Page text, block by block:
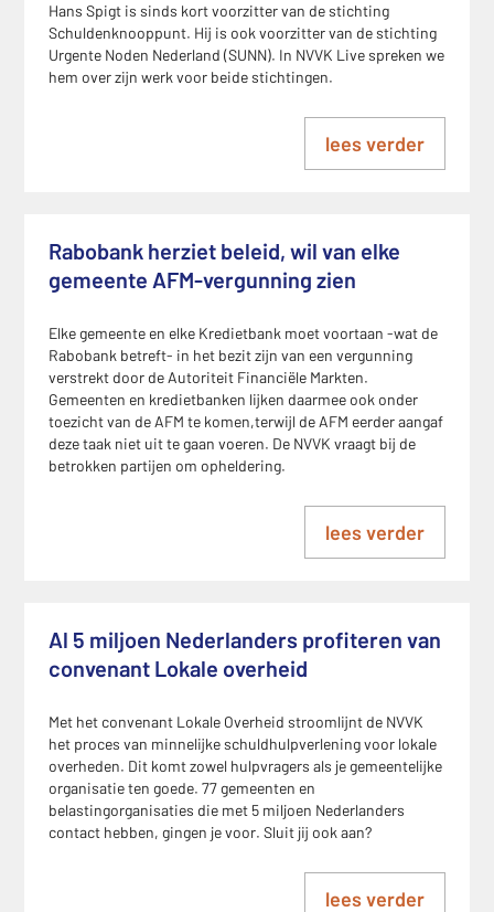
Hans Spigt is sinds kort voorzitter van de stichting
Schuldenknooppunt. Hij is ook voorzitter van de stichting
Urgente Noden Nederland (SUNN). In NVVK Live spreken we
hem over zijn werk voor beide stichtingen.
lees verder
Rabobank herziet beleid, wil van elke
gemeente AFM-vergunning zien
Elke gemeente en elke Kredietbank moet voortaan -wat de
Rabobank betreft- in het bezit zijn van een vergunning
verstrekt door de Autoriteit Financiële Markten.
Gemeenten en kredietbanken lijken daarmee ook onder
toezicht van de AFM te komen,terwijl de AFM eerder aangaf
deze taak niet uit te gaan voeren. De NVVK vraagt bij de
betrokken partijen om opheldering.
lees verder
Al 5 miljoen Nederlanders profiteren van
convenant Lokale overheid
Met het convenant Lokale Overheid stroomlijnt de NVVK
het proces van minnelijke schuldhulpverlening voor lokale
overheden. Dit komt zowel hulpvragers als je gemeentelijke
organisatie ten goede. 77 gemeenten en
belastingorganisaties die met 5 miljoen Nederlanders
contact hebben, gingen je voor. Sluit jij ook aan?
lees verder